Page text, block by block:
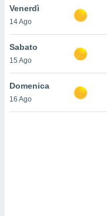
a piè
del
Venerdì
14 Ago
Sabato
15 Ago
Domenica
16 Ago